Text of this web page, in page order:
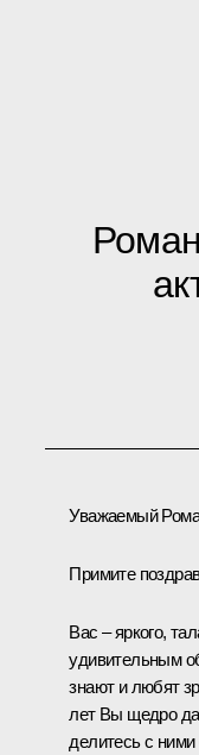
Уважаемый
Примите
Вас – яркого,
удивительным
знают и любят
лет Вы щедро
делитесь с